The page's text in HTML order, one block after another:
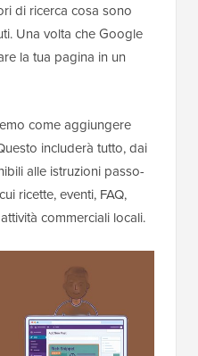
di ricerca cosa sono
Una volta che Google
la tua pagina in un
come aggiungere
includerà tutto, dai
alle istruzioni passo-
ricette, eventi, FAQ,
commerciali locali.